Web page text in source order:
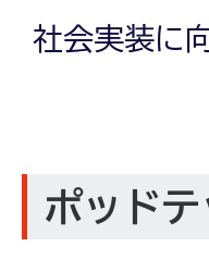
社会実装に
ポッド